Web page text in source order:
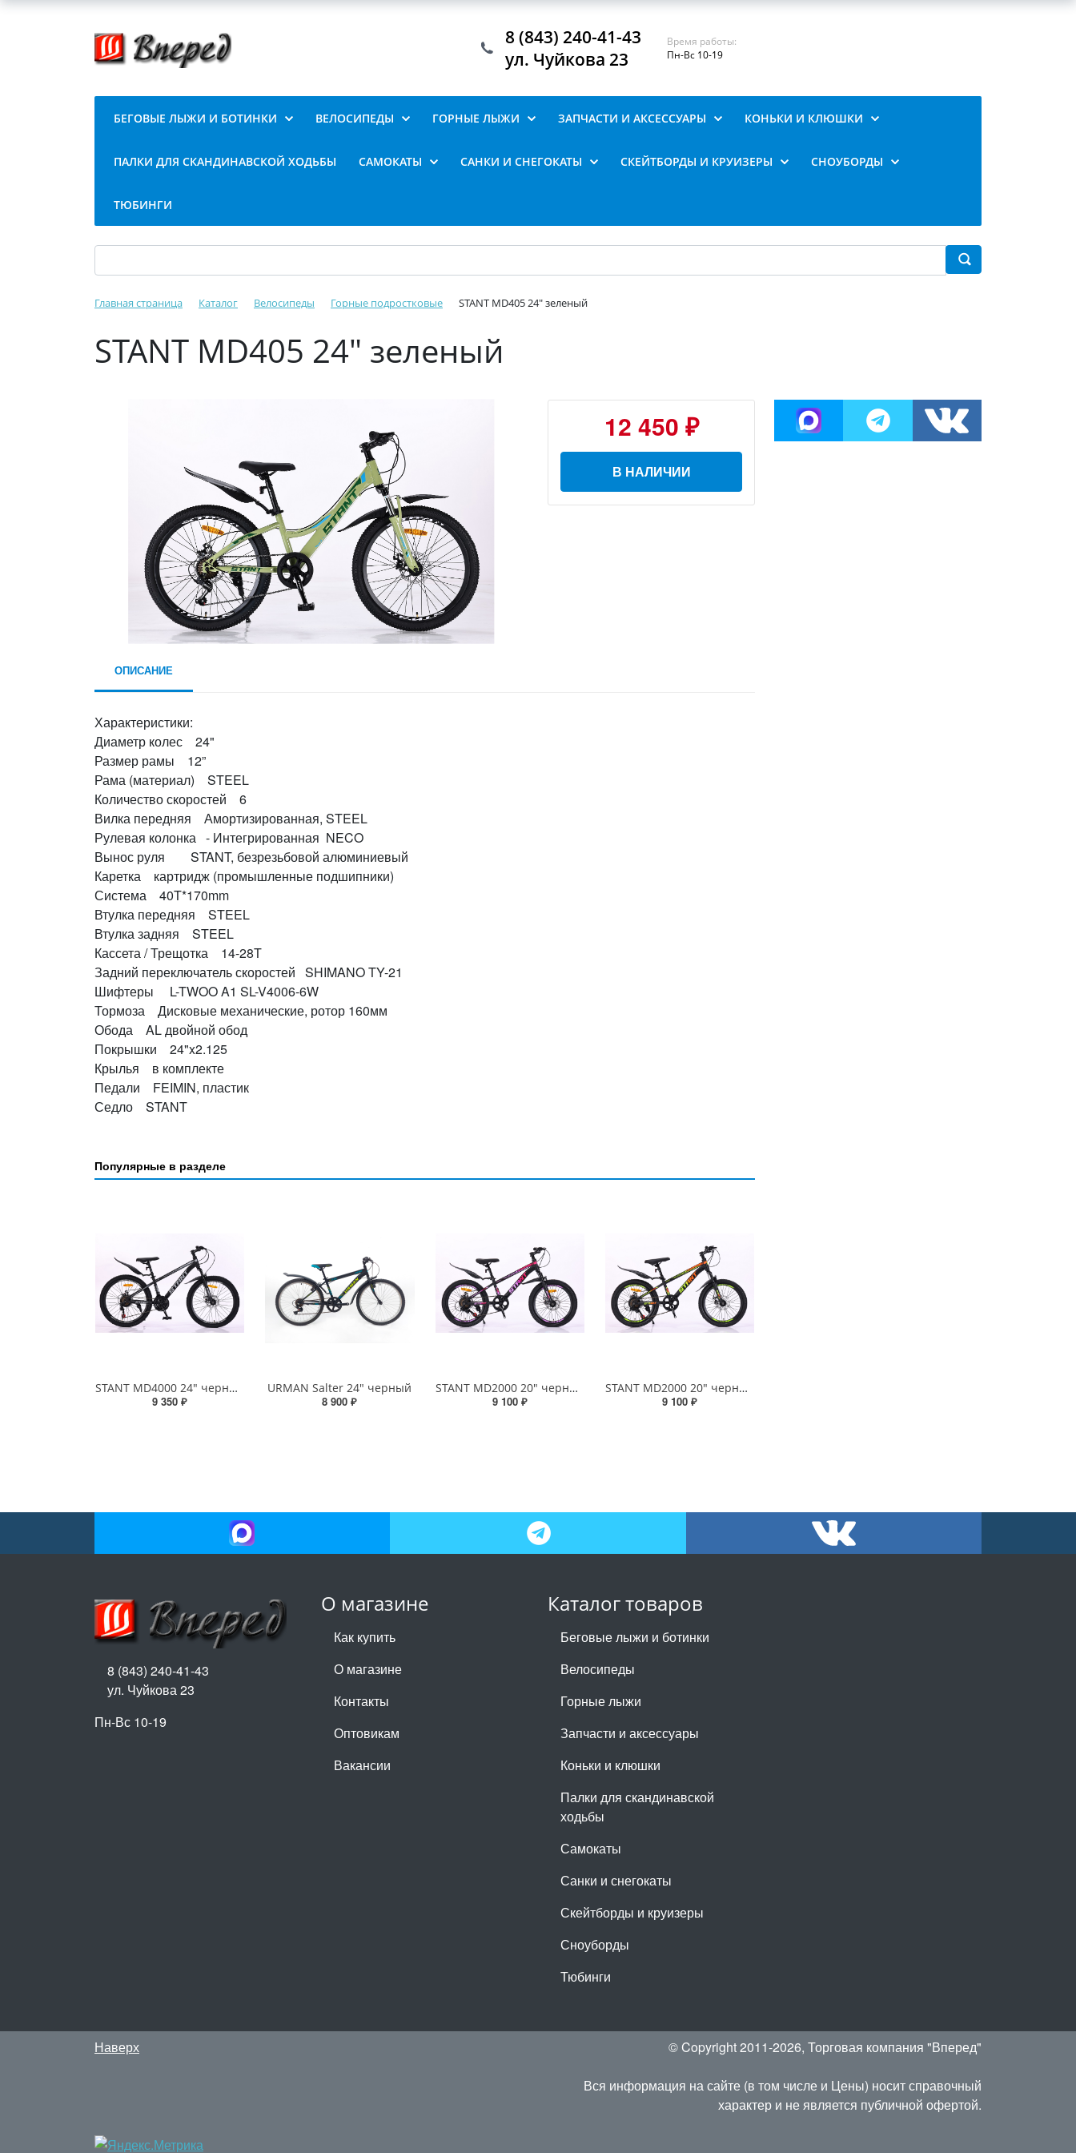
8 (843) 240-41-43
ул. Чуйкова 23
Время работы:
Пн-Вс 10-19
БЕГОВЫЕ ЛЫЖИ И БОТИНКИ ВЕЛОСИПЕДЫ ГОРНЫЕ ЛЫЖИ ЗАПЧАСТИ И АКСЕССУАРЫ КОНЬКИ И КЛЮШКИ
ПАЛКИ ДЛЯ СКАНДИНАВСКОЙ ХОДЬБЫ САМОКАТЫ САНКИ И СНЕГОКАТЫ СКЕЙТБОРДЫ И КРУИЗЕРЫ СНОУБОРДЫ
ТЮБИНГИ
Главная страница Каталог Велосипеды Горные подростковые STANT MD405 24" зеленый
STANT MD405 24" зеленый
12 450 ₽
В НАЛИЧИИ
ОПИСАНИЕ
Характеристики:
Диаметр колес 24"
Размер рамы 12”
Рама (материал) STEEL
Количество скоростей 6
Вилка передняя Амортизированная, STEEL
Рулевая колонка - Интегрированная NECO
Вынос руля STANT, безрезьбовой алюминиевый
Каретка картридж (промышленные подшипники)
Система 40T*170mm
Втулка передняя STEEL
Втулка задняя STEEL
Кассета / Трещотка 14-28T
Задний переключатель скоростей SHIMANO TY-21
Шифтеры L-TWOO A1 SL-V4006-6W
Тормоза Дисковые механические, ротор 160мм
Обода AL двойной обод
Покрышки 24"x2.125
Крылья в комплекте
Педали FEIMIN, пластик
Седло STANT
Популярные в разделе
STANT MD4000 24" черный/серый
9 350 ₽
URMAN Salter 24" черный
8 900 ₽
STANT MD2000 20" черный/розовый
9 100 ₽
STANT MD2000 20" черный/зеленый
9 100 ₽
О магазине
Как купить
О магазине
Контакты
Оптовикам
Вакансии
Каталог товаров
Беговые лыжи и ботинки
Велосипеды
Горные лыжи
Запчасти и аксессуары
Коньки и клюшки
Палки для скандинавской
ходьбы
Самокаты
Санки и снегокаты
Скейтборды и круизеры
Сноуборды
Тюбинги
8 (843) 240-41-43
ул. Чуйкова 23
Пн-Вс 10-19
Наверх © Copyright 2011-2026, Торговая компания "Вперед"
Вся информация на сайте (в том числе и Цены) носит справочный
характер и не является публичной офертой.